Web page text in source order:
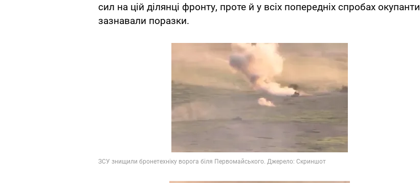
сил на цій ділянці фронту, проте й у всіх попередніх спробах окупанти
зазнавали поразки.